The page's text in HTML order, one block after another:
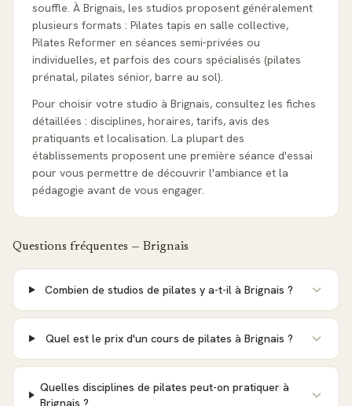
souffle. À Brignais, les studios proposent généralement
plusieurs formats : Pilates tapis en salle collective,
Pilates Reformer en séances semi-privées ou
individuelles, et parfois des cours spécialisés (pilates
prénatal, pilates sénior, barre au sol).
Pour choisir votre studio à Brignais, consultez les fiches
détaillées : disciplines, horaires, tarifs, avis des
pratiquants et localisation. La plupart des
établissements proposent une première séance d'essai
pour vous permettre de découvrir l'ambiance et la
pédagogie avant de vous engager.
Questions fréquentes — Brignais
Combien de studios de pilates y a-t-il à Brignais ?
Quel est le prix d'un cours de pilates à Brignais ?
Quelles disciplines de pilates peut-on pratiquer à
Brignais ?